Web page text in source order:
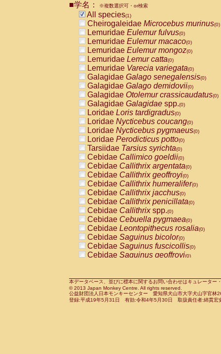
CebidaeCebus nigrivittatus
CebidaeCebus
CebidaeSaimiri boliviensis(0)
CebidaeSaimiri sciureus(0)
AtelidaeAlouatta caraya(0)
AtelidaeAlouatta fusca(0)
AtelidaeAlouatta seniculus
AtelidaeAlouattaspp.(0)
AtelidaeAteles belzebuth(0)
AtelidaeAteles geoffroyi(0)
AtelidaeAteles paniscus(0)
AtelidaeAtelesspp.(0)
Atelidae Lagothrix lagothricha
AtelidaeLagothrix lagothricha cana
PitheciidaeCacajao calvus
PitheciidaeCallicebus cupreus
PitheciidaeCallicebus donacophilus
PitheciidaeCallicebus moloch
PitheciidaeCallicebus torquatus
PitheciidaeCallicebusspp.(0)
PitheciidaeChiropotes satanas(0)
PitheciidaePithecia monachus
PitheciidaePithecia pithecia(0)
CercopithecidaeCercocebus agilis
CercopithecidaeCercocebus
CercopithecidaeCercocebus
CercopithecidaeCercocebus
CercopithecidaeCercocebus
CercopithecidaeCercocebushybrid
CercopithecidaePapio anubis(0)
CercopithecidaePapio cynocephalus
CercopithecidaePapio hamadryas(0)
■学名： ※複数選択可・or検索
All species(1)
Cheirogaleidae Microcebus murinus(0)
Lemuridae Eulemur fulvus(0)
Lemuridae Eulemur macaco(0)
Lemuridae Eulemur mongoz(0)
Lemuridae Lemur catta(0)
Lemuridae Varecia variegata(0)
Galagidae Galago senegalensis(0)
Galagidae Galago demidovii(0)
Galagidae Otolemur crassicaudatus(0)
Galagidae Galagidae spp.(0)
Loridae Loris tardigradus(0)
Loridae Nycticebus coucang(0)
Loridae Nycticebus pygmaeus(0)
Loridae Perodicticus potto(0)
Tarsiidae Tarsius syrichta(0)
Cebidae Callimico goeldii(0)
Cebidae Callithrix argentata(0)
Cebidae Callithrix geoffroyi(0)
Cebidae Callithrix humeralifer(0)
Cebidae Callithrix jacchus(0)
Cebidae Callithrix penicillata(0)
Cebidae Callithrixspp.(0)
Cebidae Cebuella pygmaea(0)
Cebidae Leontopithecus rosalia(0)
Cebidae Saguinus bicolor(0)
Cebidae Saguinus fuscicollis(0)
Cebidae Saguinus geoffroyi(0)
CebidaeSaguinus leucopus(0)
CebidaeSaguinus midas(0)
Cebidae Saguinus mystax(0)
本データベース、並びに標本に関するお問い合わせはキュレータ
© 2013 Japan Monkey Centre. All rights reserved.
公益財団法人日本モンキーセンター 愛知県犬山市大字犬山字官
登録:平成19年5月31日 有効:令和4年5月30日 取扱責任者:綿貫宏